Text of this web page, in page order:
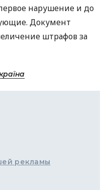
нарушение и до
Документ
штрафов за
рекламы